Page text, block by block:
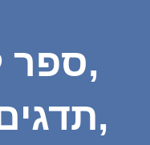
ספר לי ואשכח,
תדגים לי ואזכור,